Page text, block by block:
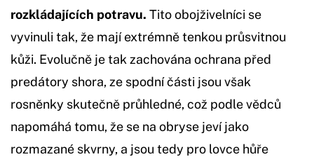
rozkládajících potravu. Tito obojživelníci se
vyvinuli tak, že mají extrémně tenkou průsvitnou
kůži. Evolučně je tak zachována ochrana před
predátory shora, ze spodní části jsou však
rosněnky skutečně průhledné, což podle vědců
napomáhá tomu, že se na obryse jeví jako
rozmazané skvrny, a jsou tedy pro lovce hůře